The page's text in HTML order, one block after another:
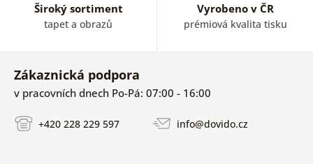
Široký sortiment
tapet a obrazů
Vyrobeno v ČR
prémiová kvalita tisku
Zákaznická podpora
v pracovních dnech Po-Pá: 07:00 - 16:00
+420 228 229 597 info@dovido.cz